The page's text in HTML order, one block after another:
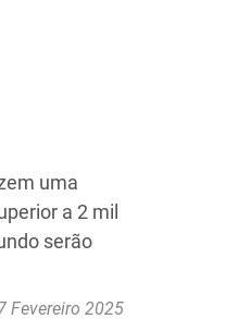
uma
a 2 mil
serão
Fevereiro 2025